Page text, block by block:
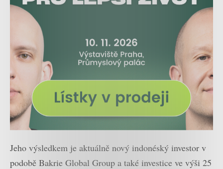
Jeho výsledkem je aktuálně nový indonéský investor v
podobě Bakrie Global Group a také investice ve výši 25